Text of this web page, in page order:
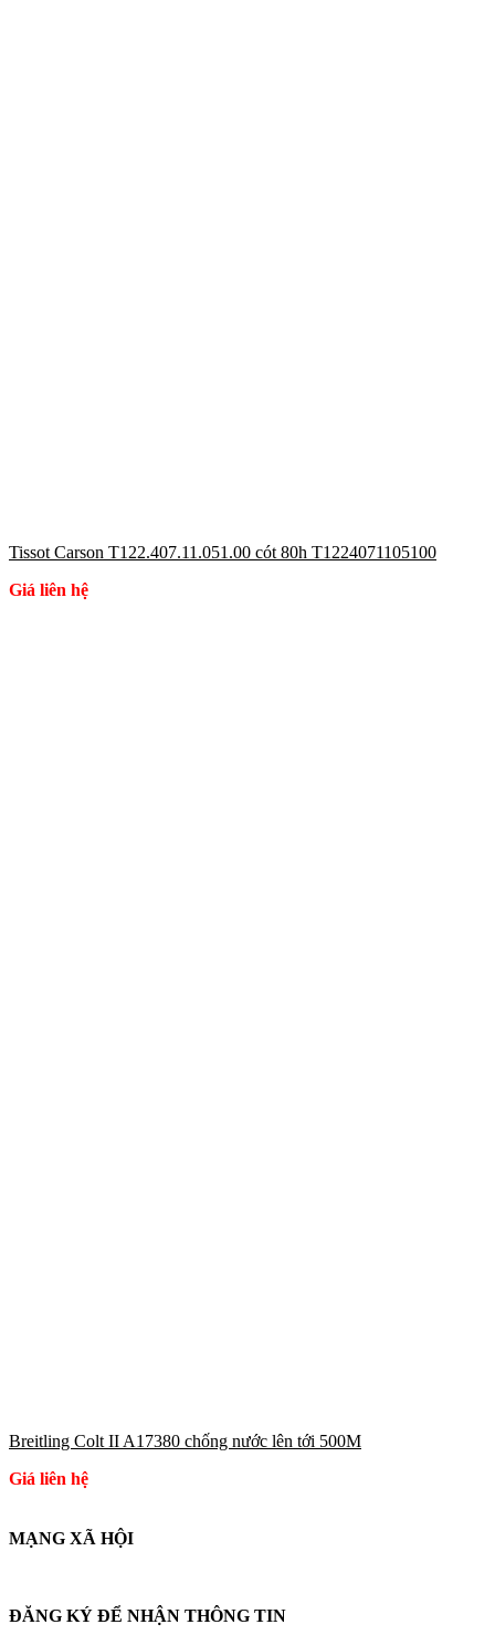
Tissot Carson T122.407.11.051.00 cót 80h T1224071105100
Giá liên hệ
Breitling Colt II A17380 chống nước lên tới 500M
Giá liên hệ
MẠNG XÃ HỘI
ĐĂNG KÝ ĐỂ NHẬN THÔNG TIN